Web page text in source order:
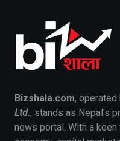
Bizshala.com, operated
Ltd., stands as Nepal's
news portal. With a